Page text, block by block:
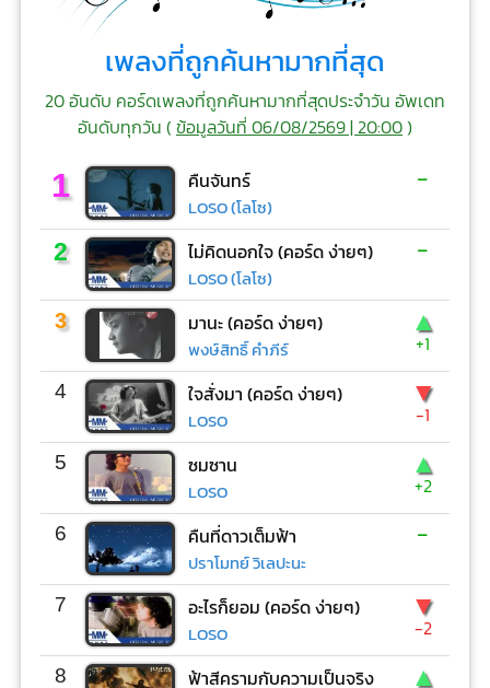
เพลงที่ถูกค้นหามากที่สุด
20 อันดับ คอร์ดเพลงที่ถูกค้นหามากที่สุดประจำวัน อัพเดท
อันดับทุกวัน (ข้อมูลวันที่ 06/08/2569 | 20:00)
1 คืนจันทร์
LOSO (โลโซ)
-
2 ไม่คิดนอกใจ (คอร์ด ง่ายๆ)
LOSO (โลโซ)
-
3 มานะ (คอร์ด ง่ายๆ)
พงษ์สิทธิ์ คำภีร์
▲
+1
4 ใจสั่งมา (คอร์ด ง่ายๆ)
LOSO
▼
-1
5 ซมซาน
LOSO
▲
+2
6 คืนที่ดาวเต็มฟ้า
ปราโมทย์ วิเลปะนะ
-
7 อะไรก็ยอม (คอร์ด ง่ายๆ)
LOSO
▼
-2
8 ฟ้าสีครามกับความเป็นจริง ▲